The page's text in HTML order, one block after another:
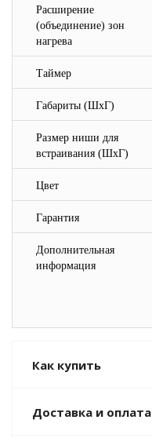
Расширение
(объединение) зон
нагрева
Таймер
Габариты (ШхГ)
Размер ниши для
встраивания (ШхГ)
Цвет
Гарантия
Дополнительная
информация
Как купить
Доставка и оплата